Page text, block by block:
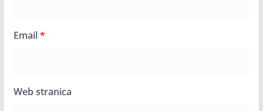
Email*
Web stranica